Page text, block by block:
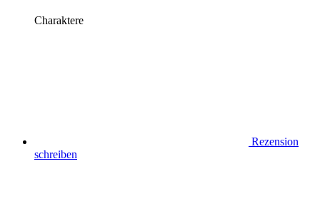
Charaktere
Rezension
schreiben